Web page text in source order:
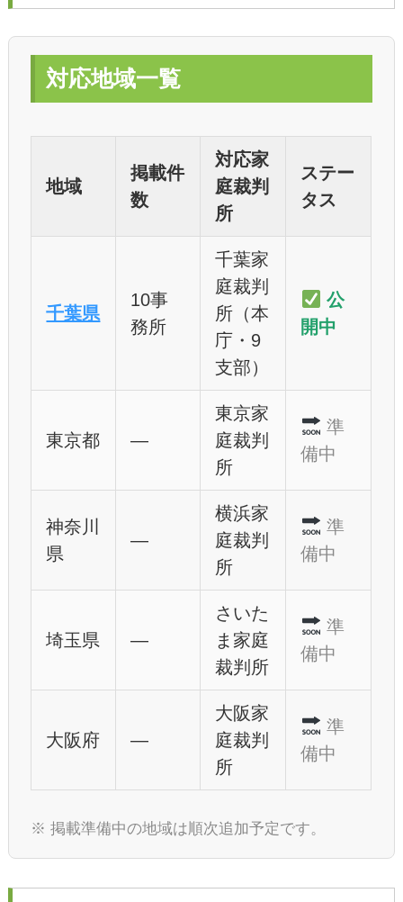
対応地域一覧
地域
掲載件
数
対応家
庭裁判
所
ステー
タス
千葉県
10事
務所
千葉家
庭裁判
所（本
庁・9
支部）
公
開中
東京都 —
東京家
庭裁判
所
準
備中
神奈川
県
—
横浜家
庭裁判
所
準
備中
埼玉県 —
さいた
ま家庭
裁判所
準
備中
大阪府 —
大阪家
庭裁判
所
準
備中
※ 掲載準備中の地域は順次追加予定です。